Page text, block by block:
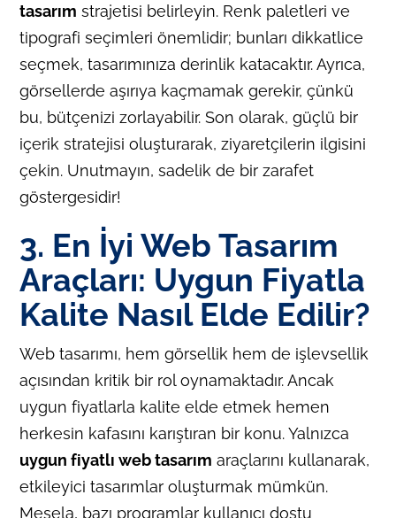
tasarım strajetisi belirleyin. Renk paletleri ve
tipografi seçimleri önemlidir; bunları dikkatlice
seçmek, tasarımınıza derinlik katacaktır. Ayrıca,
görsellerde aşırıya kaçmamak gerekir, çünkü
bu, bütçenizi zorlayabilir. Son olarak, güçlü bir
içerik stratejisi oluşturarak, ziyaretçilerin ilgisini
çekin. Unutmayın, sadelik de bir zarafet
göstergesidir!
3. En İyi Web Tasarım
Araçları: Uygun Fiyatla
Kalite Nasıl Elde Edilir?
Web tasarımı, hem görsellik hem de işlevsellik
açısından kritik bir rol oynamaktadır. Ancak
uygun fiyatlarla kalite elde etmek hemen
herkesin kafasını karıştıran bir konu. Yalnızca
uygun fiyatlı web tasarım araçlarını kullanarak,
etkileyici tasarımlar oluşturmak mümkün.
Mesela, bazı programlar kullanıcı dostu